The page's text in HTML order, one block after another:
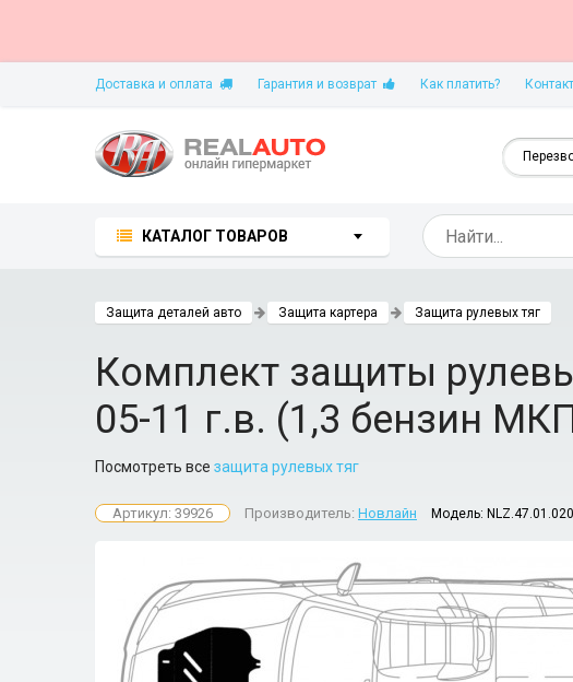
Доставка и оплата Гарантия и возврат Как платить?
КАТАЛОГ ТОВАРОВ
Защита деталей авто Защита картера Защита рулевых тяг
Комплект защиты
05-11 г.в. (1,3 бензин
Посмотреть все защита рулевых тяг
Артикул: 39926 Производитель: Новлайн Модель: